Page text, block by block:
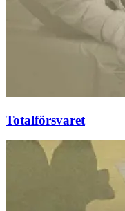
Totalförsvaret